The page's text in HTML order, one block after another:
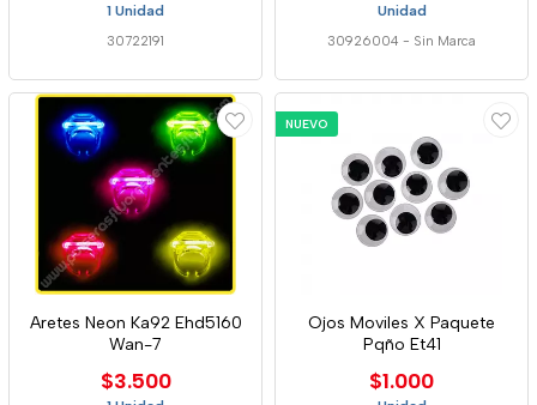
1 Unidad
30722191
Unidad
30926004 - Sin Marca
Aretes Neon Ka92 Ehd5160
Wan-7
$3.500
NUEVO
Ojos Moviles X Paquete
Pqño Et41
$1.000